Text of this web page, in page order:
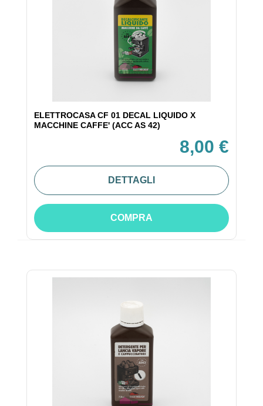
ELETTROCASA CF 01 DECAL LIQUIDO X
MACCHINE CAFFE' (ACC AS 42)
8,00 €
DETTAGLI
COMPRA